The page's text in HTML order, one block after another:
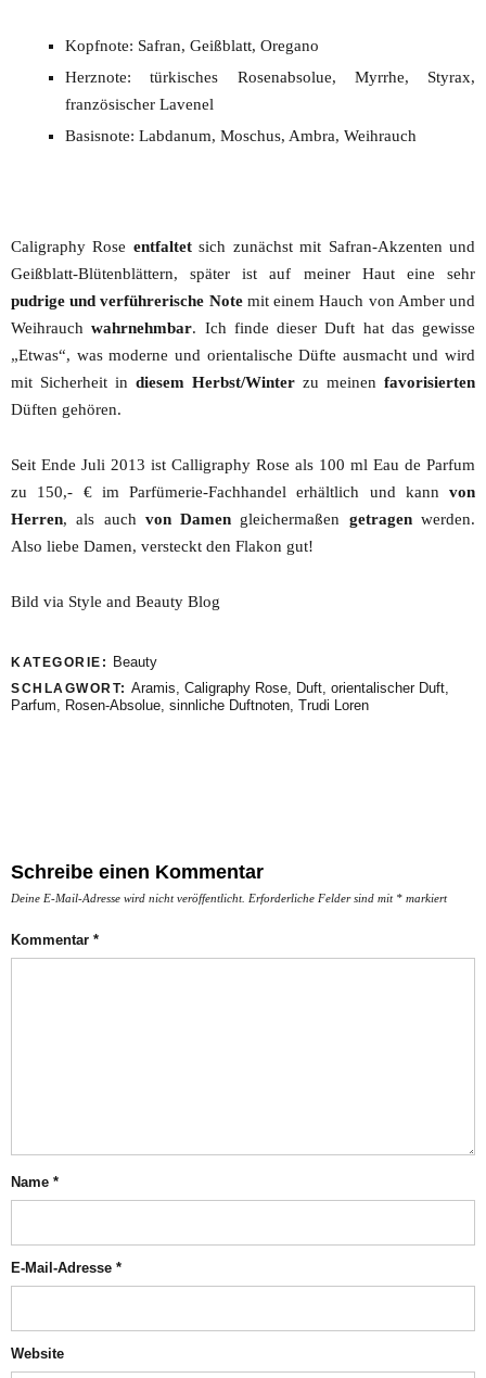
Kopfnote: Safran, Geißblatt, Oregano
Herznote: türkisches Rosenabsolue, Myrrhe, Styrax,
französischer Lavenel
Basisnote: Labdanum, Moschus, Ambra, Weihrauch
Caligraphy Rose entfaltetsich zunächst mit Safran-Akzenten und
Geißblatt-Blütenblättern, später ist auf meiner Haut eine sehr
pudrige und verführerische Notemit einem Hauch von Amber und
Weihrauchwahrnehmbar. Ich finde dieser Duft hat das gewisse
„Etwas“, was moderne und orientalische Düfte ausmacht und wird
mit Sicherheit in diesem Herbst/Winter zu meinen favorisierten
Düften gehören.
Seit Ende Juli 2013 ist Calligraphy Rose als 100 ml Eau de Parfum
zu 150,- € im Parfümerie-Fachhandel erhältlich und kann von
Herren, als auch von Damen gleichermaßen getragenwerden.
Also liebe Damen, versteckt den Flakon gut!
Bild via Style and Beauty Blog
KATEGORIE: Beauty
SCHLAGWORT: Aramis Caligraphy Rose Duft orientalischer Duft
Parfum
Rosen-Absolue sinnliche Duftnoten Trudi Loren
Schreibe einen Kommentar
Deine E-Mail-Adresse wird nicht veröffentlicht. Erforderliche Felder sind mit * markiert
Kommentar *
Name *
E-Mail-Adresse *
Website